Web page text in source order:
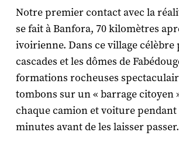
Notre premier contact avec la
se fait à Banfora, 70 kilomètres
ivoirienne. Dans ce village célèbre
cascades et les dômes de
formations rocheuses
tombons sur un « barrage citoyen
chaque camion et voiture pendant
minutes avant de les laisser passer.